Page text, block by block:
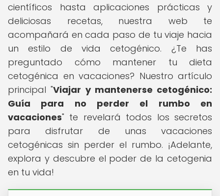
científicos hasta aplicaciones prácticas y
deliciosas recetas, nuestra web te
acompañará en cada paso de tu viaje hacia
un estilo de vida cetogénico. ¿Te has
preguntado cómo mantener tu dieta
cetogénica en vacaciones? Nuestro artículo
principal "Viajar y mantenerse cetogénico:
Guía para no perder el rumbo en
vacaciones" te revelará todos los secretos
para disfrutar de unas vacaciones
cetogénicas sin perder el rumbo. ¡Adelante,
explora y descubre el poder de la cetogenia
en tu vida!